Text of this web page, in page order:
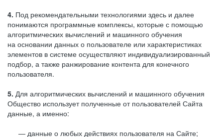
4. Под рекомендательными технологиями здесь и далее
понимаются программные комплексы, которые с помощью
алгоритмических вычислений и машинного обучения
на основании данных о пользователе или характеристиках
элементов в системе осуществляют индивидуализированный
подбор, а также ранжирование контента для конечного
пользователя.
5. Для алгоритмических вычислений и машинного обучения
Общество использует полученные от пользователей Сайта
данные, а именно:
данные о любых действиях пользователя на Сайте;